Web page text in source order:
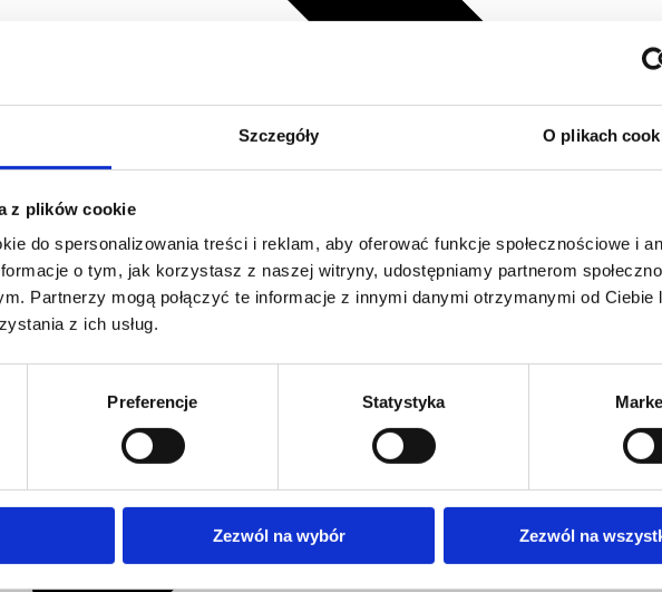
Szczegóły O plikach
z plików cookie
do spersonalizowania treści i reklam, aby oferować funkcje społecznościowe i
o tym, jak korzystasz z naszej witryny, udostępniamy partnerom
Partnerzy mogą połączyć te informacje z innymi danymi otrzymanymi od Ciebie
z ich usług.
Preferencje Statystyka
Zezwól na wybór Zezwól na